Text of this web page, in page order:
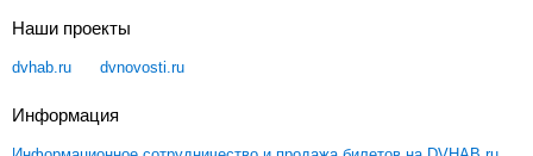
Наши проекты
dvhab.ru dvnovosti.ru
Информация